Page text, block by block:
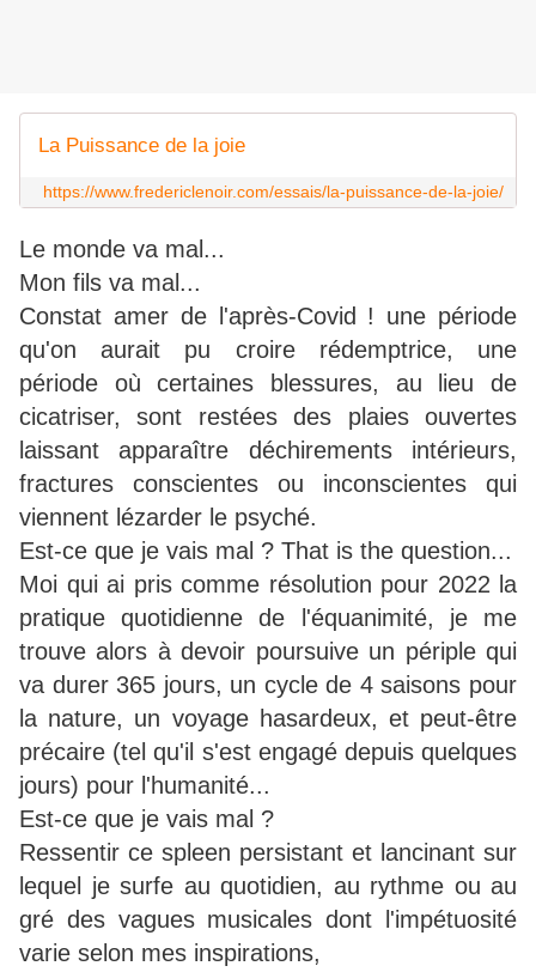
La Puissance de la joie
https://www.fredericlenoir.com/essais/la-puissance-de-la-joie/
Le monde va mal...
Mon fils va mal...
Constat amer de l'après-Covid ! une période
qu'on aurait pu croire rédemptrice, une
période où certaines blessures, au lieu de
cicatriser, sont restées des plaies ouvertes
laissant apparaître déchirements intérieurs,
fractures conscientes ou inconscientes qui
viennent lézarder le psyché.
Est-ce que je vais mal ? That is the question...
Moi qui ai pris comme résolution pour 2022 la
pratique quotidienne de l'équanimité, je me
trouve alors à devoir poursuive un périple qui
va durer 365 jours, un cycle de 4 saisons pour
la nature, un voyage hasardeux, et peut-être
précaire (tel qu'il s'est engagé depuis quelques
jours) pour l'humanité...
Est-ce que je vais mal ?
Ressentir ce spleen persistant et lancinant sur
lequel je surfe au quotidien, au rythme ou au
gré des vagues musicales dont l'impétuosité
varie selon mes inspirations,